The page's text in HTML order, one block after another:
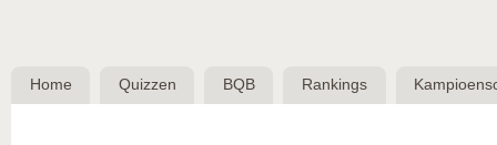
Belgische
QuizBond
Home Quizzen BQB Rankings